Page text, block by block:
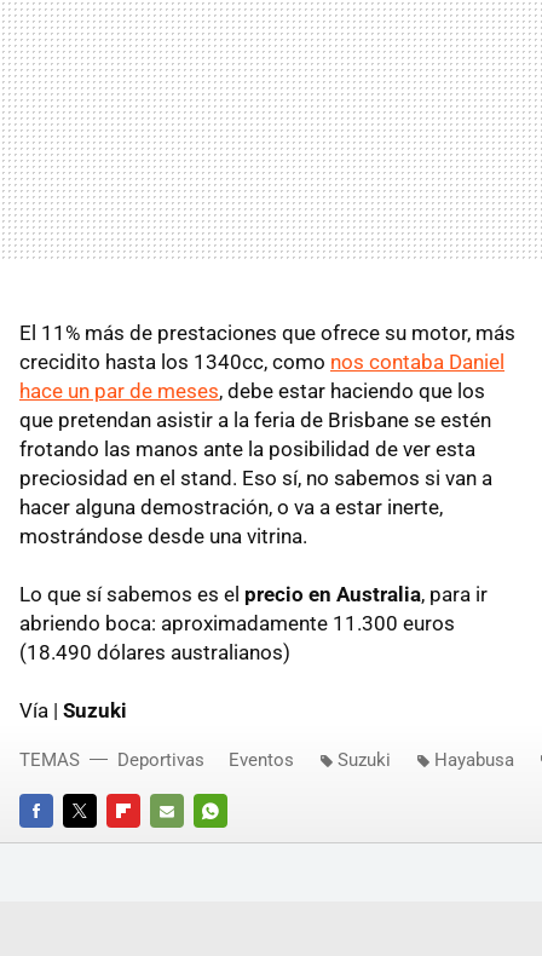
El 11% más de prestaciones que ofrece su motor, más
crecidito hasta los 1340cc, como nos contaba Daniel
hace un par de meses, debe estar haciendo que los
que pretendan asistir a la feria de Brisbane se estén
frotando las manos ante la posibilidad de ver esta
preciosidad en el stand. Eso sí, no sabemos si van a
hacer alguna demostración, o va a estar inerte,
mostrándose desde una vitrina.
Lo que sí sabemos es el precio en Australia, para ir
abriendo boca: aproximadamente 11.300 euros
(18.490 dólares australianos)
Vía | Suzuki
FACEBOOKTWITTERFLIPBOARD
E-
WHATSAPP
TEMAS Deportivas Eventos Suzuki Hayabusa